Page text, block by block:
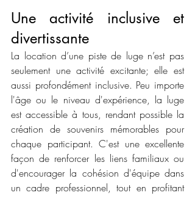
Une activité inclusive et
divertissante
La location d’une piste de luge n’est pas
seulement une activité excitante; elle est
aussi profondément inclusive. Peu importe
l'âge ou le niveau d'expérience, la luge
est accessible à tous, rendant possible la
création de souvenirs mémorables pour
chaque participant. C'est une excellente
façon de renforcer les liens familiaux ou
d'encourager la cohésion d'équipe dans
un cadre professionnel, tout en profitant